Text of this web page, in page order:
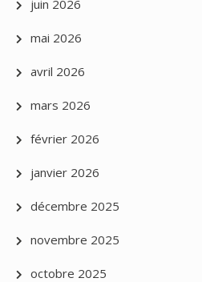
juin 2026
mai 2026
avril 2026
mars 2026
février 2026
janvier 2026
décembre 2025
novembre 2025
octobre 2025